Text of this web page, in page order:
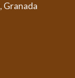
Granada